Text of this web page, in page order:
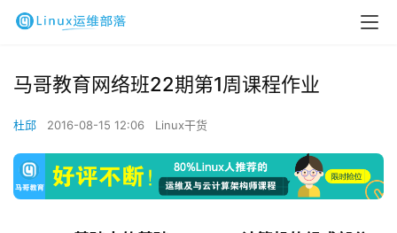
马哥教育网络班22期第1周课程作业
杜邱 2016-08-15 12:06 Linux干货